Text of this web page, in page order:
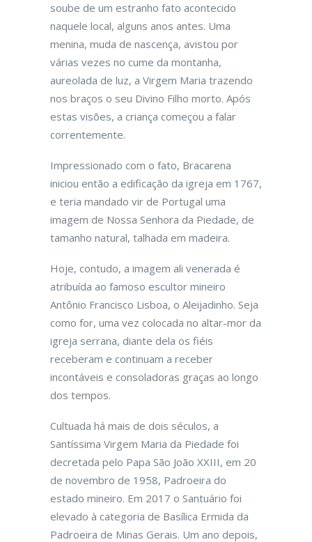
soube de um estranho fato acontecido
naquele local, alguns anos antes. Uma
menina, muda de nascença, avistou por
várias vezes no cume da montanha,
aureolada de luz, a Virgem Maria trazendo
nos braços o seu Divino Filho morto. Após
estas visões, a criança começou a falar
correntemente.
Impressionado com o fato, Bracarena
iniciou então a edificação da igreja em 1767,
e teria mandado vir de Portugal uma
imagem de Nossa Senhora da Piedade, de
tamanho natural, talhada em madeira.
Hoje, contudo, a imagem ali venerada é
atribuída ao famoso escultor mineiro
Antônio Francisco Lisboa, o Aleijadinho. Seja
como for, uma vez colocada no altar-mor da
igreja serrana, diante dela os fiéis
receberam e continuam a receber
incontáveis e consoladoras graças ao longo
dos tempos.
Cultuada há mais de dois séculos, a
Santíssima Virgem Maria da Piedade foi
decretada pelo Papa São João XXIII, em 20
de novembro de 1958, Padroeira do
estado mineiro. Em 2017 o Santuário foi
elevado à categoria de Basílica Ermida da
Padroeira de Minas Gerais. Um ano depois,